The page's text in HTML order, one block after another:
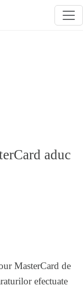
aduc
MasterCard de
efectuate